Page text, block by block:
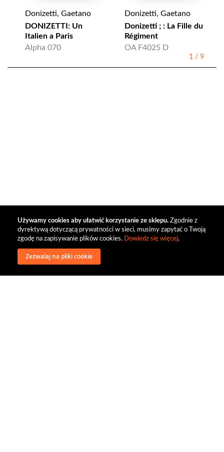
Używamy cookies aby ułatwić korzystanie ze sklepu. Zgodnie z
dyrektywą dotyczącą prywatności w sieci, musimy zapytać o Twoją
zgodę na zapisywanie plików cookies. Dowiedz się więcej.
Zezwalaj na pliki cookie
Donizetti, Gaetano
DONIZETTI: Un
Italien a Paris
Alpha 070
Donizetti, Gaetano
Donizetti ; : La Fille du
Régiment
OA F4025 D
1 / 9